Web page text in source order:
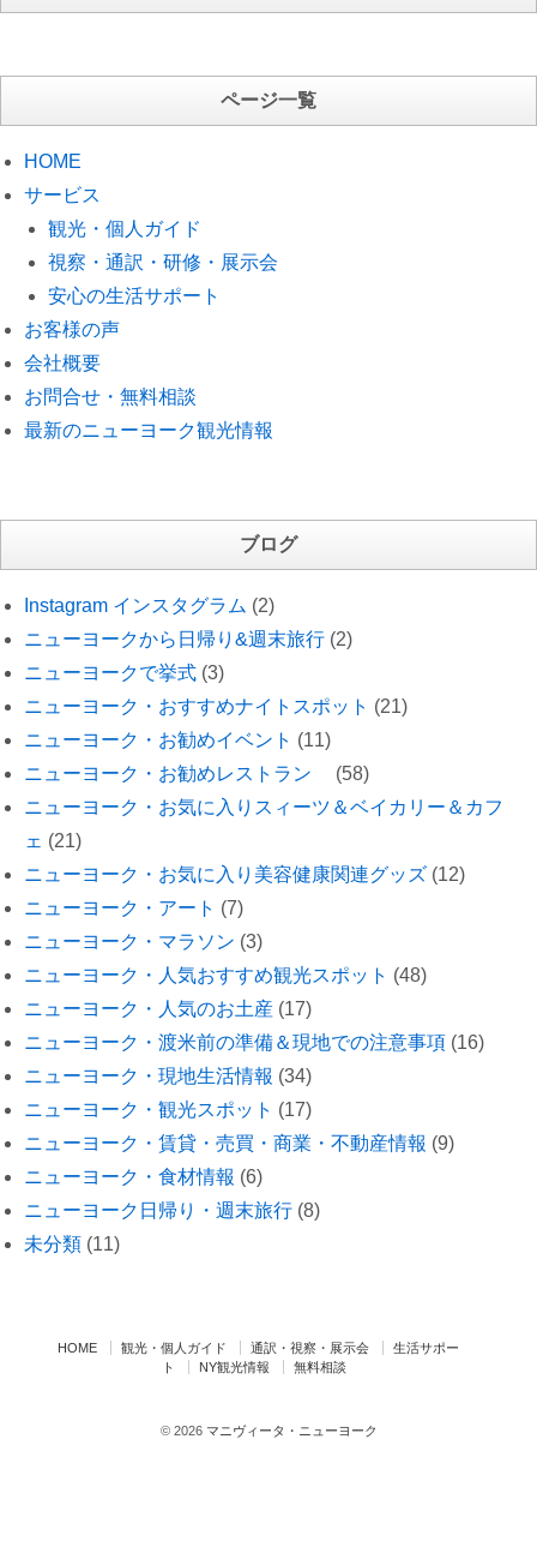
ページ一覧
HOME
サービス
観光・個人ガイド
視察・通訳・研修・展示会
安心の生活サポート
お客様の声
会社概要
お問合せ・無料相談
最新のニューヨーク観光情報
ブログ
Instagram インスタグラム (2)
ニューヨークから日帰り&週末旅行 (2)
ニューヨークで挙式 (3)
ニューヨーク・おすすめナイトスポット (21)
ニューヨーク・お勧めイベント (11)
ニューヨーク・お勧めレストラン
(58)
ニューヨーク・お気に入りスィーツ＆ベイカリー＆カフ
ェ (21)
ニューヨーク・お気に入り美容健康関連グッズ (12)
ニューヨーク・アート (7)
ニューヨーク・マラソン (3)
ニューヨーク・人気おすすめ観光スポット (48)
ニューヨーク・人気のお土産 (17)
ニューヨーク・渡米前の準備＆現地での注意事項 (16)
ニューヨーク・現地生活情報 (34)
ニューヨーク・観光スポット (17)
ニューヨーク・賃貸・売買・商業・不動産情報 (9)
ニューヨーク・食材情報 (6)
ニューヨーク日帰り・週末旅行 (8)
未分類 (11)
HOME 観光・個人ガイド 通訳・視察・展示会
生活サポー
ト
NY観光情報 無料相談
© 2026マニヴィータ・ニューヨーク